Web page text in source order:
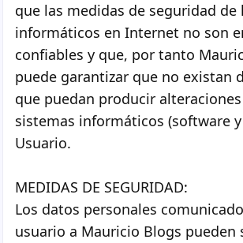
que las medidas de seguridad de
informáticos en Internet no son
confiables y que, por tanto
puede garantizar que no existan
que puedan producir
sistemas informáticos (software
Usuario.
MEDIDAS DE SEGURIDAD:
Los datos personales
usuario a Mauricio Blogs pueden